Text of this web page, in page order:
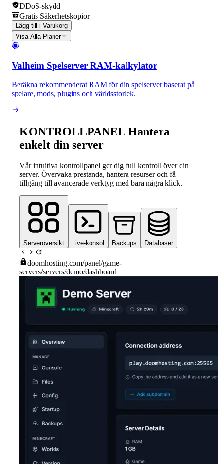
DDoS-skydd
Gratis Säkerhetskopior
Lägg till i Varukorg
Visa Alla Planer
Valheim Spelserver RAM-kalkylator
Beräkna rekommenderat RAM för din spelserver baserat på
spelare, mods, plugins och världsstorlek.
KONTROLLPANEL Hantera
enkelt din server
Vår intuitiva kontrollpanel ger dig full kontroll över din
server. Övervaka prestanda, hantera resurser och få
tillgång till avancerade verktyg med bara några klick.
Serveröversikt Live-konsol Backups Databaser
doomhosting.com/panel/game-
servers/servers/demo/dashboard